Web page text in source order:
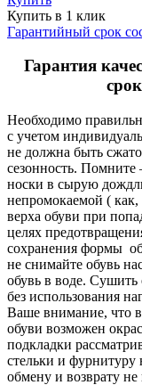
Купить в 1 клик
Гарантийный срок
Гарантия
Необходимо
с учетом
не должна быть
сезонность. Помните
носки в сырую
непромокаемой (
верха обуви при
целях
сохранения формы
не снимайте обувь
обувь в воде. Сушить
без использования
Ваше внимание, что
обуви возможен
подкладки
стельки и фурнитуру
обмену и возврату